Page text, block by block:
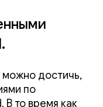
можно достичь,
по
В то время как